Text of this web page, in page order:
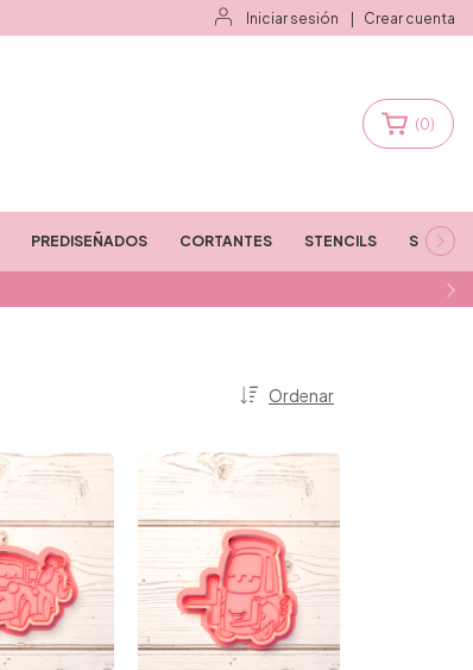
Iniciar sesión Crear cuenta
(0)
PREDISEÑADOS CORTANTES STENCILS STAMPS
Ordenar